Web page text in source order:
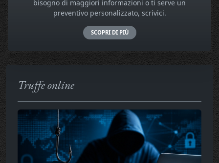
bisogno di maggiori informazioni o ti serve un
preventivo personalizzato, scrivici.
SCOPRI DI PIÙ
Truffe online